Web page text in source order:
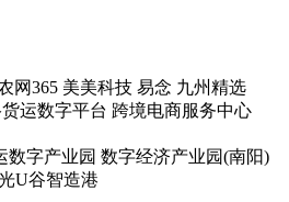
网365 美美科技 易念 九州精选
运数字平台 跨境电商服务中心
数字产业园 数字经济产业园(南阳)
U谷智造港